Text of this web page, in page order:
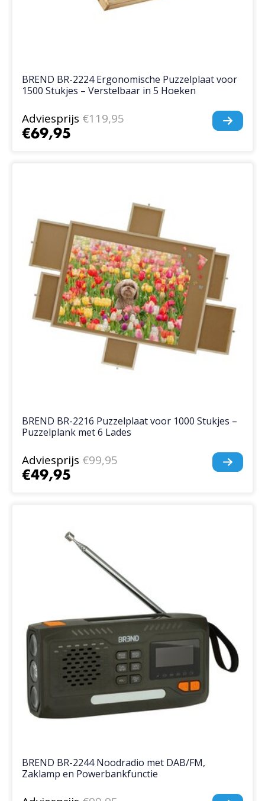
BREND BR-2224 Ergonomische Puzzelplaat voor
1500 Stukjes – Verstelbaar in 5 Hoeken
Adviesprijs €119,95
€69,95
BREND BR-2216 Puzzelplaat voor 1000 Stukjes –
Puzzelplank met 6 Lades
Adviesprijs €99,95
€49,95
BREND BR-2244 Noodradio met DAB/FM,
Zaklamp en Powerbankfunctie